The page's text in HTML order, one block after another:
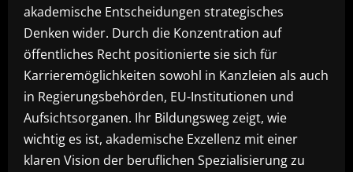
akademische Entscheidungen strategisches
Denken wider. Durch die Konzentration auf
öffentliches Recht positionierte sie sich für
Karrieremöglichkeiten sowohl in Kanzleien als auch
in Regierungsbehörden, EU-Institutionen und
Aufsichtsorganen. Ihr Bildungsweg zeigt, wie
wichtig es ist, akademische Exzellenz mit einer
klaren Vision der beruflichen Spezialisierung zu